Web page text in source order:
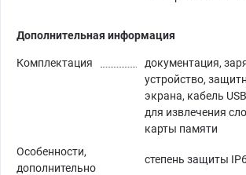
Дополнительная информация
Комплектация
документация,
устройство,
экрана, кабель
для извлечения
карты памяти
Особенности,
дополнительно
степень защиты